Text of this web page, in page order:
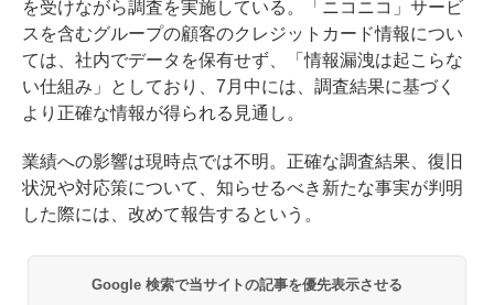
を受けながら調査を実施している。「ニコニコ」サービ
スを含むグループの顧客のクレジットカード情報につい
ては、社内でデータを保有せず、「情報漏洩は起こらな
い仕組み」としており、7月中には、調査結果に基づく
より正確な情報が得られる見通し。
業績への影響は現時点では不明。正確な調査結果、復旧
状況や対応策について、知らせるべき新たな事実が判明
した際には、改めて報告するという。
Google 検索で当サイトの記事を優先表示させる